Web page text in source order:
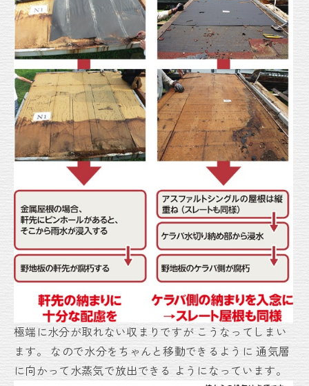
極端に水分が取れない収まりですがこうなってしまい
ます。 なので水分をちゃんと移動できるように 通気層
に向かって水蒸気で放出できる ようになっています。